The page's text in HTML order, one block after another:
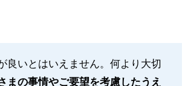
良いとはいえません。何より大切
まの事情やご要望を考慮したうえ